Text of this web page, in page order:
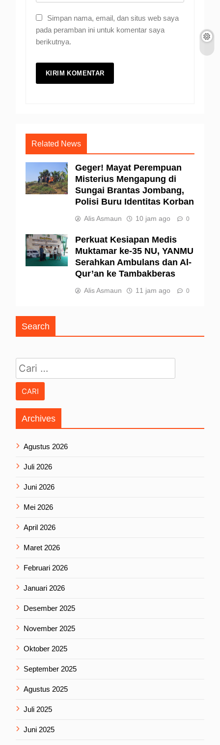
Simpan nama, email, dan situs web saya
pada peramban ini untuk komentar saya
berikutnya.
Related News
Geger! Mayat Perempuan
Misterius Mengapung di
Sungai Brantas Jombang,
Polisi Buru Identitas Korban
Alis Asmaun 10 jam ago 0
Perkuat Kesiapan Medis
Muktamar ke-35 NU, YANMU
Serahkan Ambulans dan Al-
Qur’an ke Tambakberas
Alis Asmaun 11 jam ago 0
Search
Archives
Agustus 2026
Juli 2026
Juni 2026
Mei 2026
April 2026
Maret 2026
Februari 2026
Januari 2026
Desember 2025
November 2025
Oktober 2025
September 2025
Agustus 2025
Juli 2025
Juni 2025